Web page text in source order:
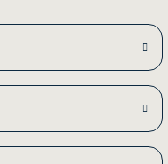
Jack russell köpeğim
onuda hemen çözdüler